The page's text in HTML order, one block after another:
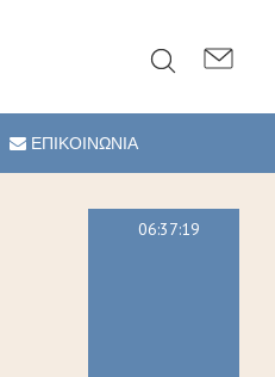
ΕΠΙΚΟΙΝΩΝΙΑ
06:37:20